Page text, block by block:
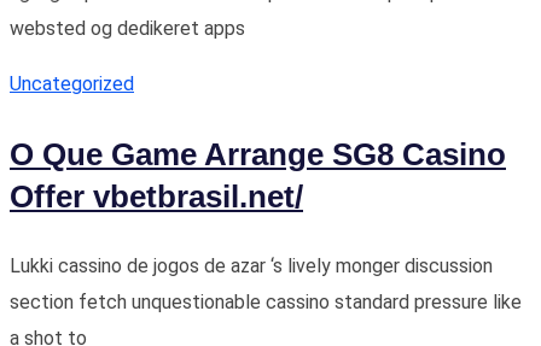
websted og dedikeret apps
Uncategorized
O Que Game Arrange SG8 Casino
Offer vbetbrasil.net/
Lukki cassino de jogos de azar ‘s lively monger discussion
section fetch unquestionable cassino standard pressure like
a shot to